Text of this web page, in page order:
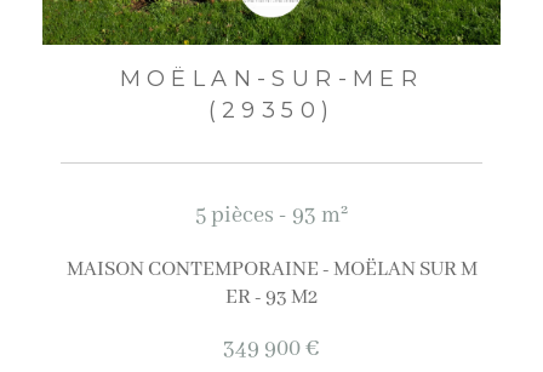
MOËLAN-SUR-MER
(29350)
5 pièces - 93 m²
MAISON CONTEMPORAINE - MOËLAN SUR M
ER - 93 M2
349 900 €